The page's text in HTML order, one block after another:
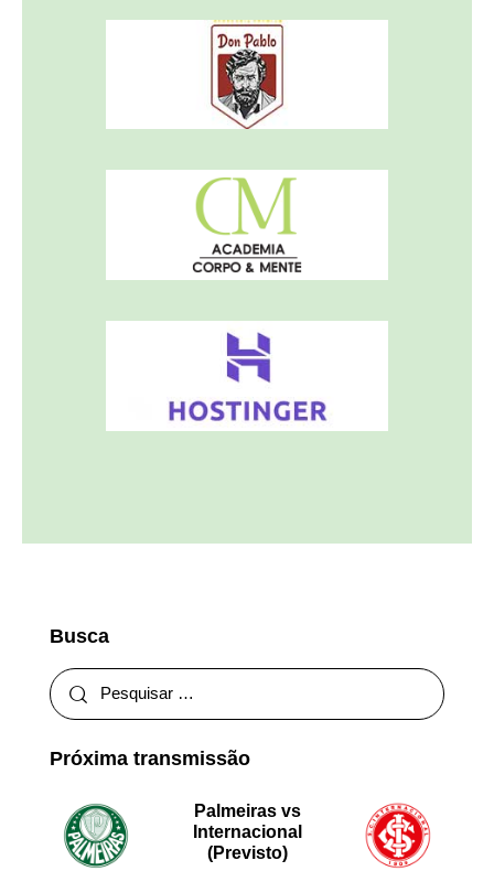
Busca
Próxima transmissão
Palmeiras vs
Internacional
(Previsto)